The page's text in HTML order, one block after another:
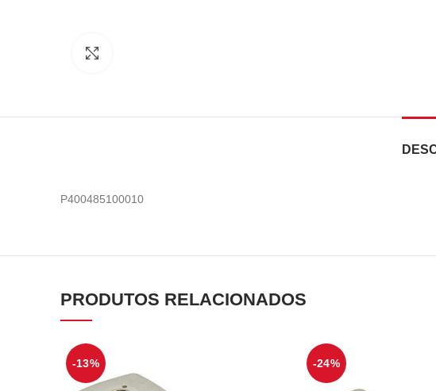
P400485100010
PRODUTOS RELACIONADOS
-13% -24%